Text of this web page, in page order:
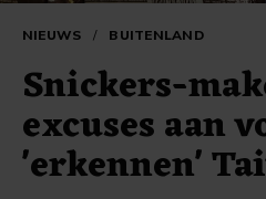
NIEUWS / BUITENLAND
Snickers-
excuses aan
'erkennen'